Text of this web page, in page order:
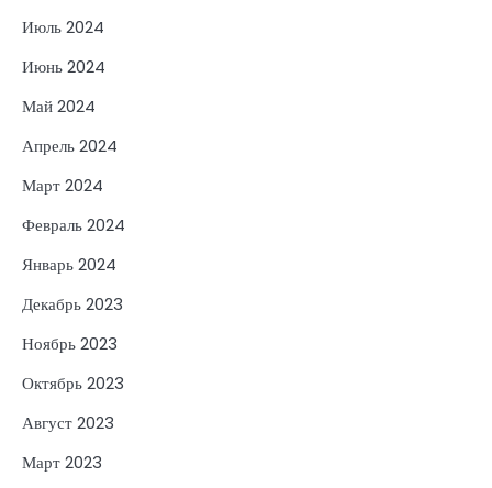
Июль 2024
Июнь 2024
Май 2024
Апрель 2024
Март 2024
Февраль 2024
Январь 2024
Декабрь 2023
Ноябрь 2023
Октябрь 2023
Август 2023
Март 2023